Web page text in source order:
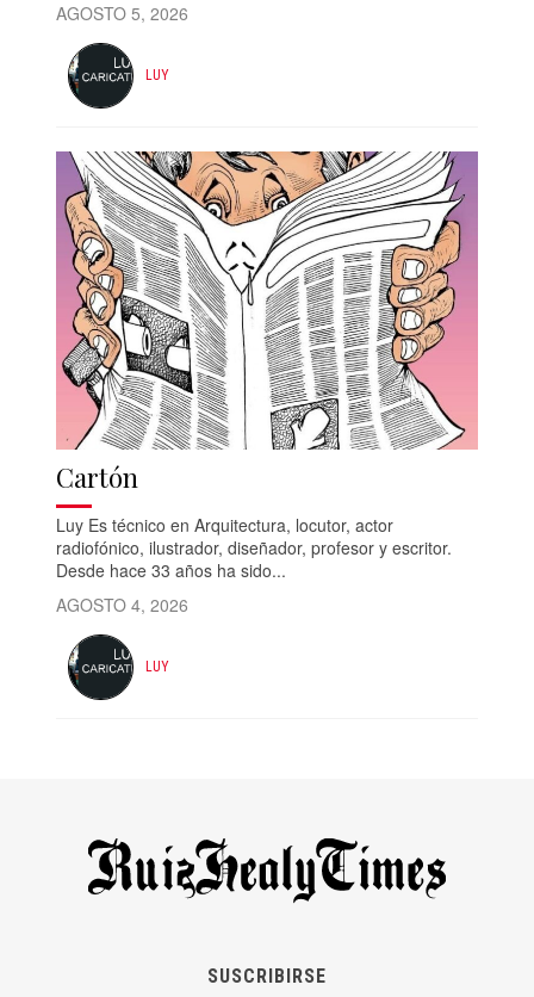
AGOSTO 5, 2026
LUY
Cartón
Luy Es técnico en Arquitectura, locutor, actor
radiofónico, ilustrador, diseñador, profesor y escritor.
Desde hace 33 años ha sido...
AGOSTO 4, 2026
LUY
SUSCRIBIRSE